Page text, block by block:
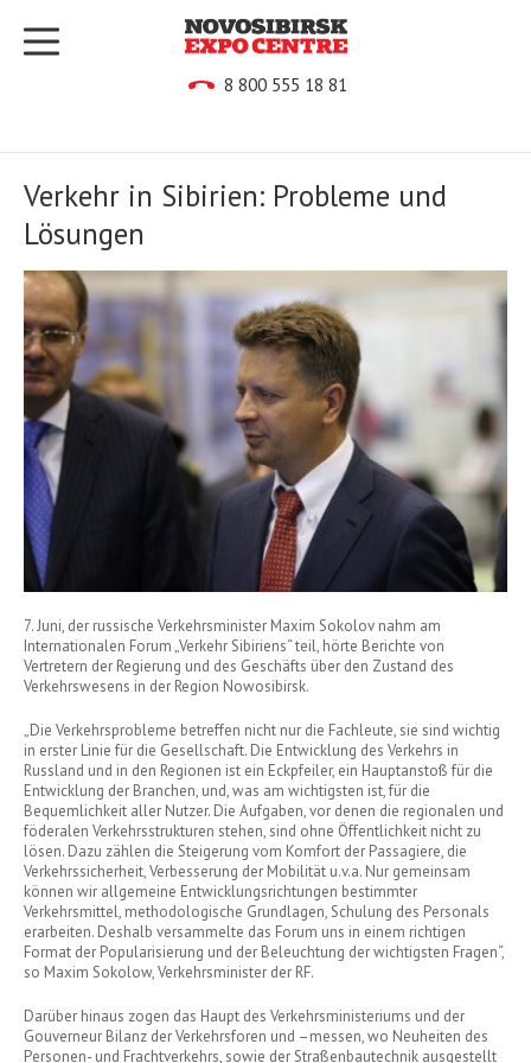
8 800 555 18 81
Verkehr in Sibirien: Probleme und
Lösungen
7. Juni, der russische Verkehrsminister Maxim Sokolov nahm am
Internationalen Forum „Verkehr Sibiriens“ teil, hörte Berichte von
Vertretern der Regierung und des Geschäfts über den Zustand des
Verkehrswesens in der Region Nowosibirsk.
„Die Verkehrsprobleme betreffen nicht nur die Fachleute, sie sind wichtig
in erster Linie für die Gesellschaft. Die Entwicklung des Verkehrs in
Russland und in den Regionen ist ein Eckpfeiler, ein Hauptanstoß für die
Entwicklung der Branchen, und, was am wichtigsten ist, für die
Bequemlichkeit aller Nutzer. Die Aufgaben, vor denen die regionalen und
föderalen Verkehrsstrukturen stehen, sind ohne Öffentlichkeit nicht zu
lösen. Dazu zählen die Steigerung vom Komfort der Passagiere, die
Verkehrssicherheit, Verbesserung der Mobilität u.v.a. Nur gemeinsam
können wir allgemeine Entwicklungsrichtungen bestimmter
Verkehrsmittel, methodologische Grundlagen, Schulung des Personals
erarbeiten. Deshalb versammelte das Forum uns in einem richtigen
Format der Popularisierung und der Beleuchtung der wichtigsten Fragen“,
so Maxim Sokolow, Verkehrsminister der RF.
Darüber hinaus zogen das Haupt des Verkehrsministeriums und der
Gouverneur Bilanz der Verkehrsforen und –messen, wo Neuheiten des
Personen- und Frachtverkehrs, sowie der Straßenbautechnik ausgestellt